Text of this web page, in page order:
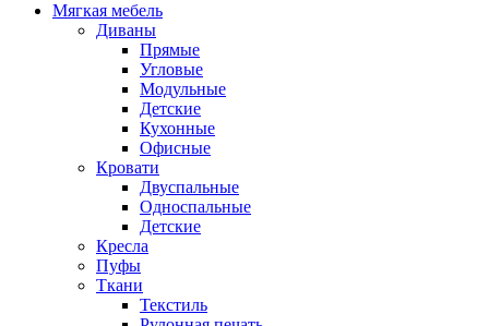
Мягкая мебель
Диваны
Прямые
Угловые
Модульные
Детские
Кухонные
Офисные
Кровати
Двуспальные
Односпальные
Детские
Кресла
Пуфы
Ткани
Текстиль